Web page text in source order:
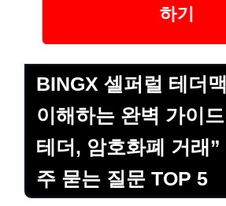
하기
BINGX 셀퍼럴 테더
이해하는 완벽 가이
테더, 암호화폐 거래
주 묻는 질문 TOP 5